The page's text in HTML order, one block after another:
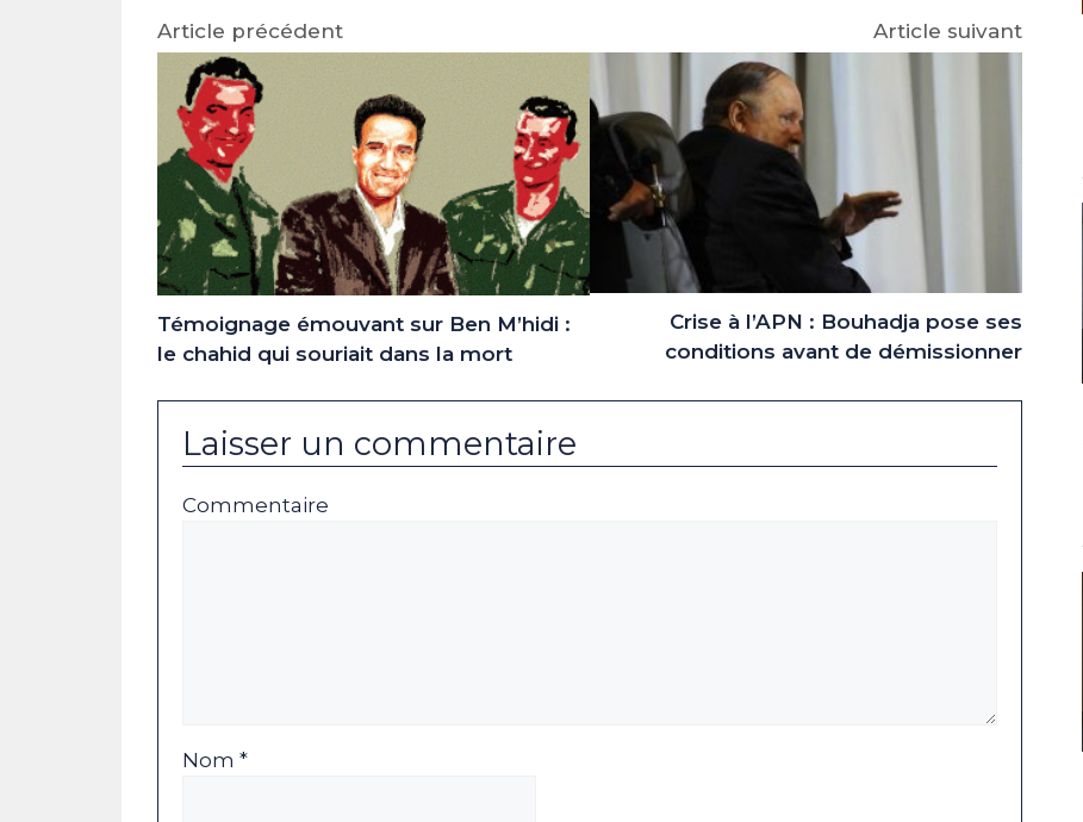
Article précédent
Témoignage émouvant sur Ben M’hidi :
le chahid qui souriait dans la mort
Article suivant
Crise à l’APN : Bouhadja pose ses
conditions avant de démissionner
Laisser un commentaire
Commentaire
Nom *